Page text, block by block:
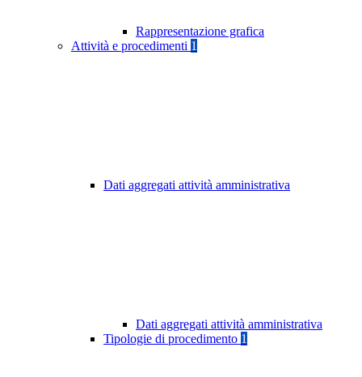
Rappresentazione grafica
Attività e procedimenti 1
Dati aggregati attività amministrativa
Dati aggregati attività amministrativa
Tipologie di procedimento 1